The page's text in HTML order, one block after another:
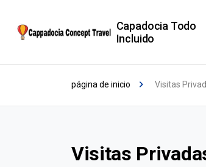
Capadocia Todo
Incluido
página de inicio Visitas
Visitas